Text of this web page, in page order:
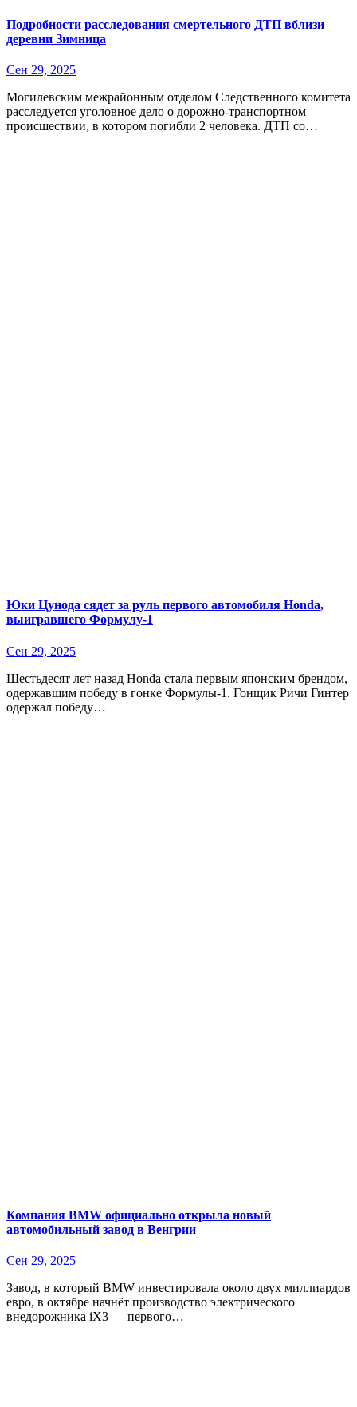
Подробности расследования смертельного ДТП вблизи
деревни Зимница
Сен 29, 2025
Могилевским межрайонным отделом Следственного комитета
расследуется уголовное дело о дорожно-транспортном
происшествии, в котором погибли 2 человека. ДТП со…
Юки Цунода сядет за руль первого автомобиля Honda,
выигравшего Формулу-1
Сен 29, 2025
Шестьдесят лет назад Honda стала первым японским брендом,
одержавшим победу в гонке Формулы-1. Гонщик Ричи Гинтер
одержал победу…
Компания BMW официально открыла новый
автомобильный завод в Венгрии
Сен 29, 2025
Завод, в который BMW инвестировала около двух миллиардов
евро, в октябре начнёт производство электрического
внедорожника iX3 — первого…